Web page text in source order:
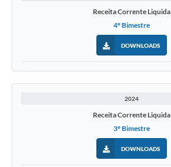
Receita Corrente Liquida
4º Bimestre
DOWNLOADS
2024
Receita Corrente Liquida
3º Bimestre
DOWNLOADS